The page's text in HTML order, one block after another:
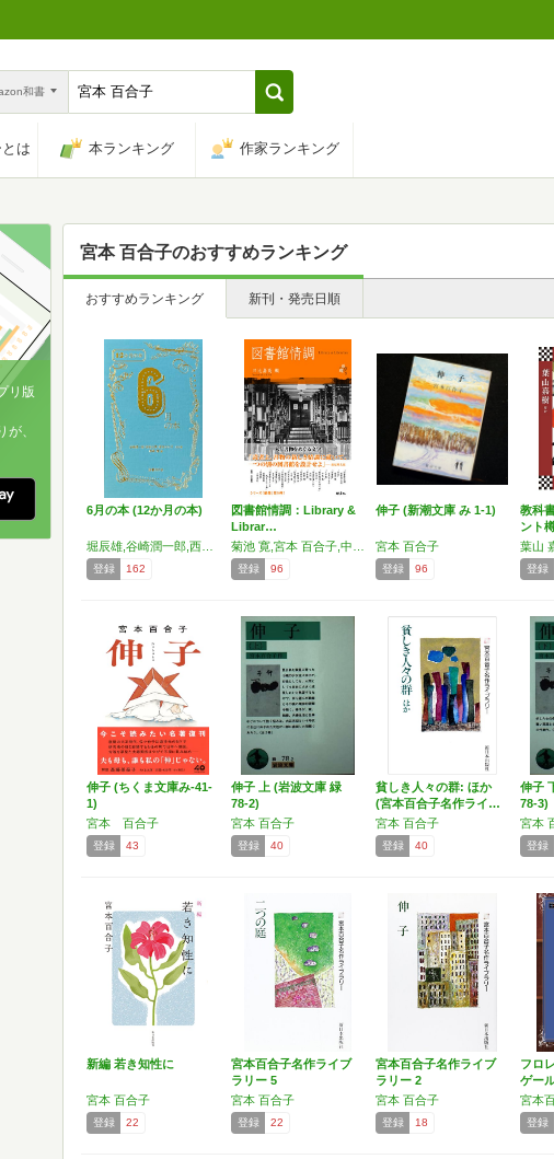
和書
は 本ランキング 作家ランキング
宮本 百合子のおすすめランキング
おすすめランキング 新刊・発売日順
6月の本 (12か月の本)
登録 162
図書館情調：Library &
Librar…
登録 96
伸子 (新潮文庫 み 1-1)
宮本 百合子
登録 96
教科
ント
プ…
登録
伸子 (ちくま文庫み-41-
1)
宮本 百合子
登録 43
伸子 上 (岩波文庫 緑
78-2)
宮本 百合子
登録 40
貧しき人々の群: ほか
(宮本百合子名作ライ…
宮本 百合子
登録 40
伸子
78-3)
宮本
登録
新編 若き知性に
宮本 百合子
登録 22
宮本百合子名作ライブ
ラリー 5
宮本 百合子
登録 22
宮本百合子名作ライブ
ラリー 2
宮本 百合子
登録 18
フロ
ゲー
庫…
宮本
登録
リ版
、